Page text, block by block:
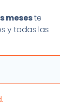
puede
herramienta
porque
meseste
y todas las